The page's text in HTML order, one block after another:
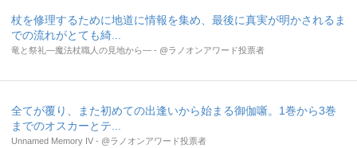
杖を修理するために地道に情報を集め、最後に真実が明かされるま
での流れがとても綺...
竜と祭礼―魔法杖職人の見地から― - @ラノオンアワード投票者
全てが覆り、また初めての出逢いから始まる御伽噺。1巻から3巻
までのオスカーとテ...
Unnamed Memory IV - @ラノオンアワード投票者